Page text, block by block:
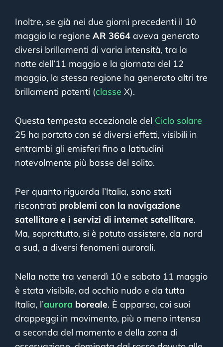
Inoltre, se già nei due giorni precedenti il 10
maggio la regione AR 3664 aveva generato
diversi brillamenti di varia intensità, tra la
notte dell’11 maggio e la giornata del 12
maggio, la stessa regione ha generato altri tre
brillamenti potenti (classe X).
Questa tempesta eccezionale del Ciclo solare
25 ha portato con sé diversi effetti, visibili in
entrambi gli emisferi fino a latitudini
notevolmente più basse del solito.
Per quanto riguarda l’Italia, sono stati
riscontrati problemi con la navigazione
satellitare e i servizi di internet satellitare.
Ma, soprattutto, si è potuto assistere, da nord
a sud, a diversi fenomeni aurorali.
Nella notte tra venerdì 10 e sabato 11 maggio
è stata visibile, ad occhio nudo e da tutta
Italia, l’aurora boreale. È apparsa, coi suoi
drappeggi in movimento, più o meno intensa
a seconda del momento e della zona di